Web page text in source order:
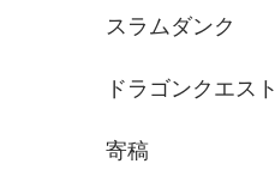
スラムダンク
ドラゴンクエスト
寄稿